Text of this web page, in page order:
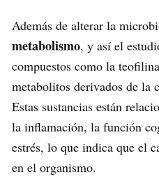
Además de alterar la
metabolismo, y así el
compuestos como la
metabolitos derivados de la
Estas sustancias están
la inflamación, la función
estrés, lo que indica que el
en el organismo.